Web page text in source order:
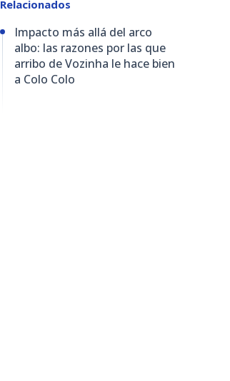
Relacionados
Impacto más allá del arco
albo: las razones por las que
arribo de Vozinha le hace bien
a Colo Colo